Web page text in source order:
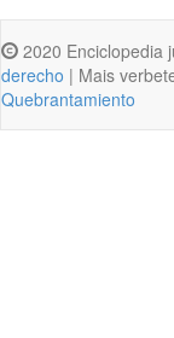
2020 Enciclopedia
derecho | Mais
Quebrantamiento